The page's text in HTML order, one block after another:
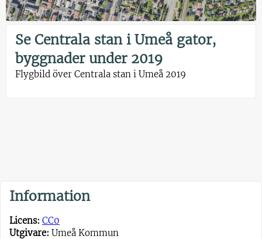
Se Centrala stan i Umeå gator,
byggnader under 2019
Flygbild över Centrala stan i Umeå 2019
Information
Licens: CC0
Utgivare: Umeå Kommun